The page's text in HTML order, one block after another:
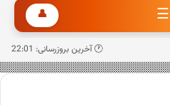
☰
👤
🕐 آخرین بروزرسانی: 22:01